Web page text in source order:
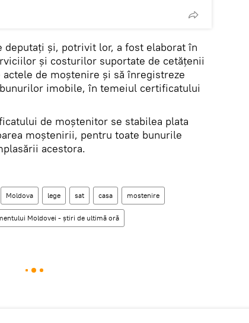
deputați și, potrivit lor, a fost elaborat în
şi costurilor suportate de cetăţenii
de moştenire şi să înregistreze
imobile, în temeiul certificatului
de moştenitor se stabilea plata
moştenirii, pentru toate bunurile
acestora.
Moldova lege sat casa mostenire
Moldovei - știri de ultimă oră